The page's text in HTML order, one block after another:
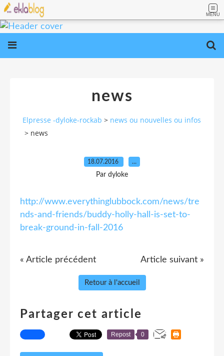
MENU
news
Elpresse -dyloke-rockab > news ou nouvelles ou infos
> news
18.07.2016 …
Par dyloke
http://www.everythinglubbock.com/news/tre
nds-and-friends/buddy-holly-hall-is-set-to-
break-ground-in-fall-2016
« Article précédent Article suivant »
Retour à l'accueil
Partager cet article
Repost 0